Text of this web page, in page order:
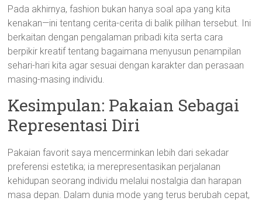
Pada akhirnya, fashion bukan hanya soal apa yang kita
kenakan—ini tentang cerita-cerita di balik pilihan tersebut. Ini
berkaitan dengan pengalaman pribadi kita serta cara
berpikir kreatif tentang bagaimana menyusun penampilan
sehari-hari kita agar sesuai dengan karakter dan perasaan
masing-masing individu.
Kesimpulan: Pakaian Sebagai
Representasi Diri
Pakaian favorit saya mencerminkan lebih dari sekadar
preferensi estetika; ia merepresentasikan perjalanan
kehidupan seorang individu melalui nostalgia dan harapan
masa depan. Dalam dunia mode yang terus berubah cepat,